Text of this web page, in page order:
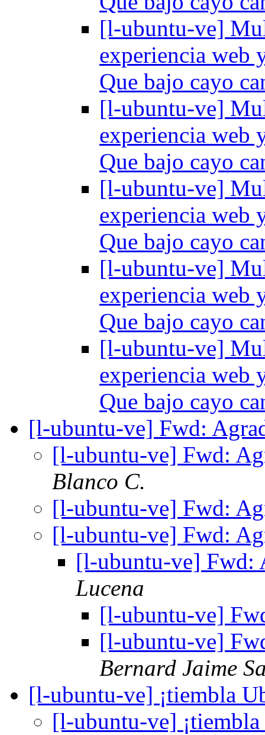
[l-ubuntu-ve]
experiencia web
Que bajo cayo
[l-ubuntu-ve]
experiencia web
Que bajo cayo
[l-ubuntu-ve]
experiencia web
Que bajo cayo
[l-ubuntu-ve]
experiencia web
Que bajo cayo
[l-ubuntu-ve]
experiencia web
Que bajo cayo
[l-ubuntu-ve] Fwd:
[l-ubuntu-ve] Fwd:
Blanco C.
[l-ubuntu-ve] Fwd:
[l-ubuntu-ve] Fwd:
[l-ubuntu-ve] Fwd:
Lucena
[l-ubuntu-ve]
[l-ubuntu-ve]
Bernard Jaime
[l-ubuntu-ve] ¡tiembla
[l-ubuntu-ve]